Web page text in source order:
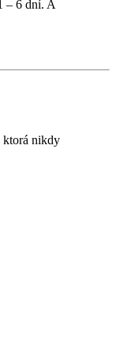
– 6 dní. A
ktorá nikdy